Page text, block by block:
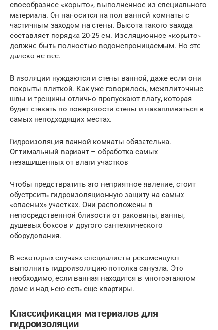
своеобразное «корыто», выполненное из специального
материала. Он наносится на пол ванной комнаты с
частичным заходом на стены. Высота такого захода
составляет порядка 20-25 см. Изоляционное «корыто»
должно быть полностью водонепроницаемым. Но это
далеко не все.
В изоляции нуждаются и стены ванной, даже если они
покрыты плиткой. Как уже говорилось, межплиточные
швы и трещины отлично пропускают влагу, которая
будет стекать по поверхности стены и накапливаться в
самых неподходящих местах.
Гидроизоляция ванной комнаты обязательна.
Оптимальный вариант – обработка самых
незащищенных от влаги участков
Чтобы предотвратить это неприятное явление, стоит
обустроить гидроизоляционную защиту на самых
«опасных» участках. Они расположены в
непосредственной близости от раковины, ванны,
душевых боксов и другого сантехнического
оборудования.
В некоторых случаях специалисты рекомендуют
выполнить гидроизоляцию потолка санузла. Это
необходимо, если ванная находится в многоэтажном
доме и над нею есть еще квартиры.
Классификация материалов для
гидроизоляции